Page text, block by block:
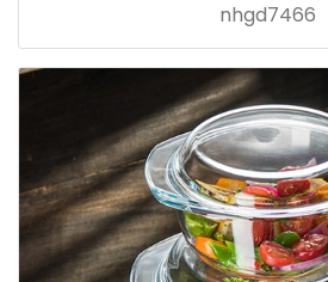
nhgd7466